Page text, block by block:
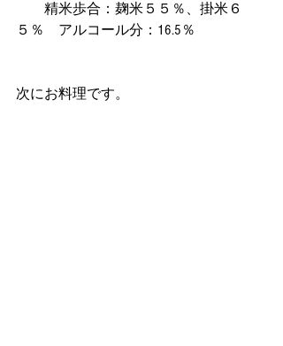
精米歩合：麹米５５％、掛米６
５％　アルコール分：16.5％
次にお料理です。